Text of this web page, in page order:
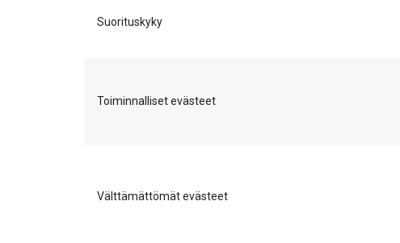
Suorituskyky
Toiminnalliset evästeet
Välttämättömät evästeet